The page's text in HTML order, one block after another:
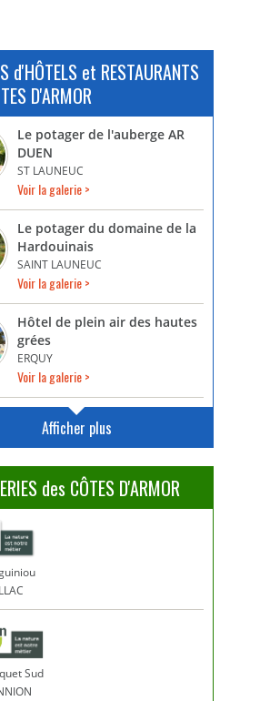
d'HÔTELS et RESTAURANTS
D'ARMOR
Le potager de l'auberge AR
DUEN
ST LAUNEUC
Voir la galerie >
Le potager du domaine de la
Hardouinais
SAINT LAUNEUC
Voir la galerie >
Hôtel de plein air des hautes
grées
ERQUY
Voir la galerie >
Afficher plus
des CÔTES D'ARMOR
Sud